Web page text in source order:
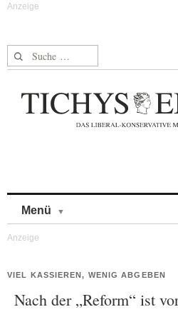
Suche nach:
Menü
VIEL KASSIEREN, WENIG ABGEBEN
Nach der „Reform“ ist